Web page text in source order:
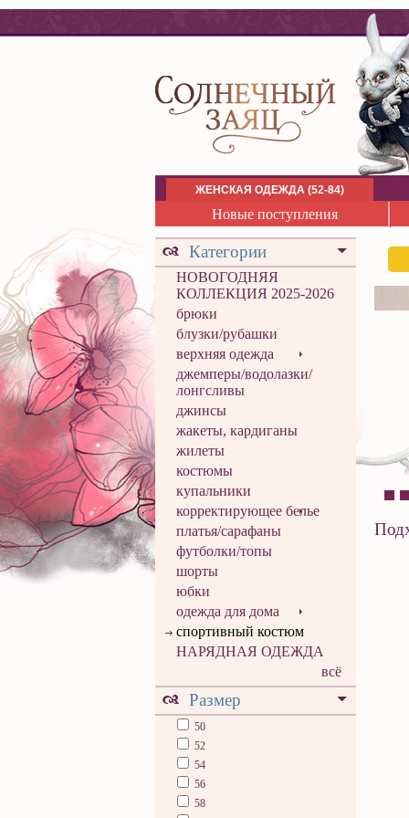
ЖЕНСКАЯ ОДЕЖДА (52-84)
Новые поступления
Категории
НОВОГОДНЯЯ
КОЛЛЕКЦИЯ 2025-2026
брюки
блузки/рубашки
верхняя одежда
джемперы/водолазки/
лонгсливы
джинсы
жакеты, кардиганы
жилеты
костюмы
купальники
корректирующее белье
платья/сарафаны
футболки/топы
шорты
юбки
одежда для дома
спортивный костюм
НАРЯДНАЯ ОДЕЖДА
всё
Размер
50
52
54
56
58